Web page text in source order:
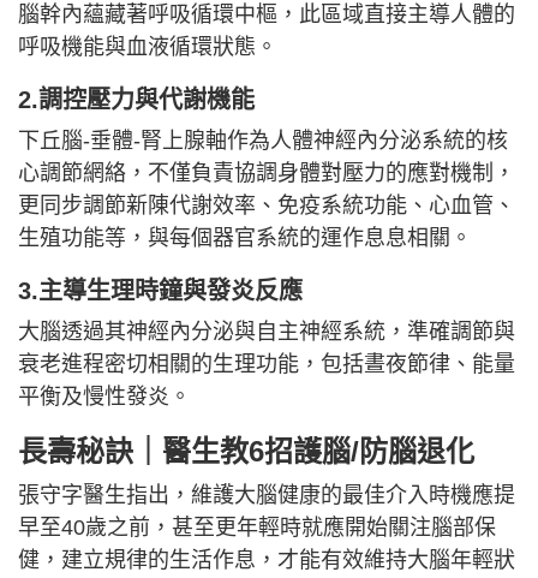
腦幹內蘊藏著呼吸循環中樞，此區域直接主導人體的
呼吸機能與血液循環狀態。
2.調控壓力與代謝機能
下丘腦-垂體-腎上腺軸作為人體神經內分泌系統的核
心調節網絡，不僅負責協調身體對壓力的應對機制，
更同步調節新陳代謝效率、免疫系統功能、心血管、
生殖功能等，與每個器官系統的運作息息相關。
3.主導生理時鐘與發炎反應
大腦透過其神經內分泌與自主神經系統，準確調節與
衰老進程密切相關的生理功能，包括晝夜節律、能量
平衡及慢性發炎。
長壽秘訣｜醫生教6招護腦/防腦退化
張守字醫生指出，維護大腦健康的最佳介入時機應提
早至40歲之前，甚至更年輕時就應開始關注腦部保
健，建立規律的生活作息，才能有效維持大腦年輕狀